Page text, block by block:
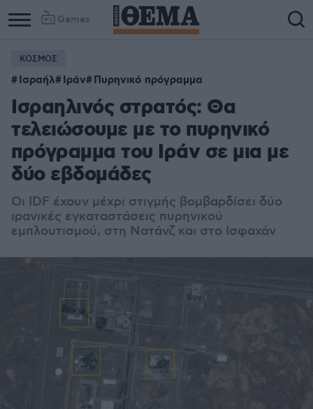
Games
ΚΟΣΜΟΣ
Ισραήλ Ιράν Πυρηνικό πρόγραμμα
Ισραηλινός στρατός: Θα
τελειώσουμε με το πυρηνικό
πρόγραμμα του Ιράν σε μια με
δύο εβδομάδες
Οι IDF έχουν μέχρι στιγμής βομβαρδίσει δύο
ιρανικές εγκαταστάσεις πυρηνικού
εμπλουτισμού, στη Νατάνζ και στο Ισφαχάν